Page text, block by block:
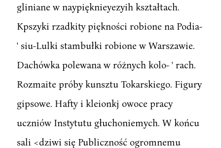
gliniane w naypięknieyezyih kształtach.
Kpszyki rzadkity piękności robione na Podia-
' siu-Lulki stambułki robione w Warszawie.
Dachówka polewana w różnych kolo- ' rach.
Rozmaite próby kunsztu Tokarskiego. Figury
gipsowe. Hafty i kleionkj owoce pracy
uczniów Instytutu głuchoniemych. W końcu
sali <dziwi się Publiczność ogromnemu